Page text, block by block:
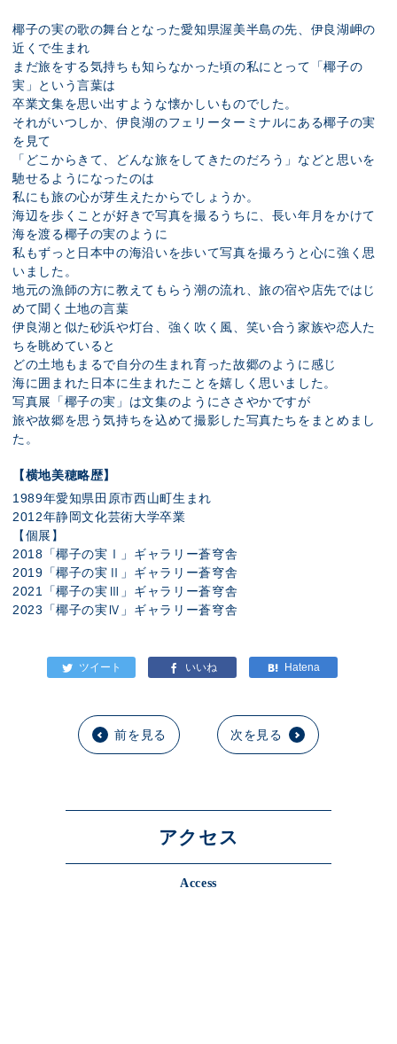
椰子の実の歌の舞台となった愛知県渥美半島の先、伊良湖岬の
近くで生まれ
まだ旅をする気持ちも知らなかった頃の私にとって「椰子の
実」という言葉は
卒業文集を思い出すような懐かしいものでした。
それがいつしか、伊良湖のフェリーターミナルにある椰子の実
を見て
「どこからきて、どんな旅をしてきたのだろう」などと思いを
馳せるようになったのは
私にも旅の心が芽生えたからでしょうか。
海辺を歩くことが好きで写真を撮るうちに、長い年月をかけて
海を渡る椰子の実のように
私もずっと日本中の海沿いを歩いて写真を撮ろうと心に強く思
いました。
地元の漁師の方に教えてもらう潮の流れ、旅の宿や店先ではじ
めて聞く土地の言葉
伊良湖と似た砂浜や灯台、強く吹く風、笑い合う家族や恋人た
ちを眺めていると
どの土地もまるで自分の生まれ育った故郷のように感じ
海に囲まれた日本に生まれたことを嬉しく思いました。
写真展「椰子の実」は文集のようにささやかですが
旅や故郷を思う気持ちを込めて撮影した写真たちをまとめまし
た。
【横地美穂略歴】
1989年愛知県田原市西山町生まれ
2012年静岡文化芸術大学卒業
【個展】
2018「椰子の実Ⅰ」ギャラリー蒼穹舎
2019「椰子の実Ⅱ」ギャラリー蒼穹舎
2021「椰子の実Ⅲ」ギャラリー蒼穹舎
2023「椰子の実Ⅳ」ギャラリー蒼穹舎
前を見る 次を見る
アクセス
Access